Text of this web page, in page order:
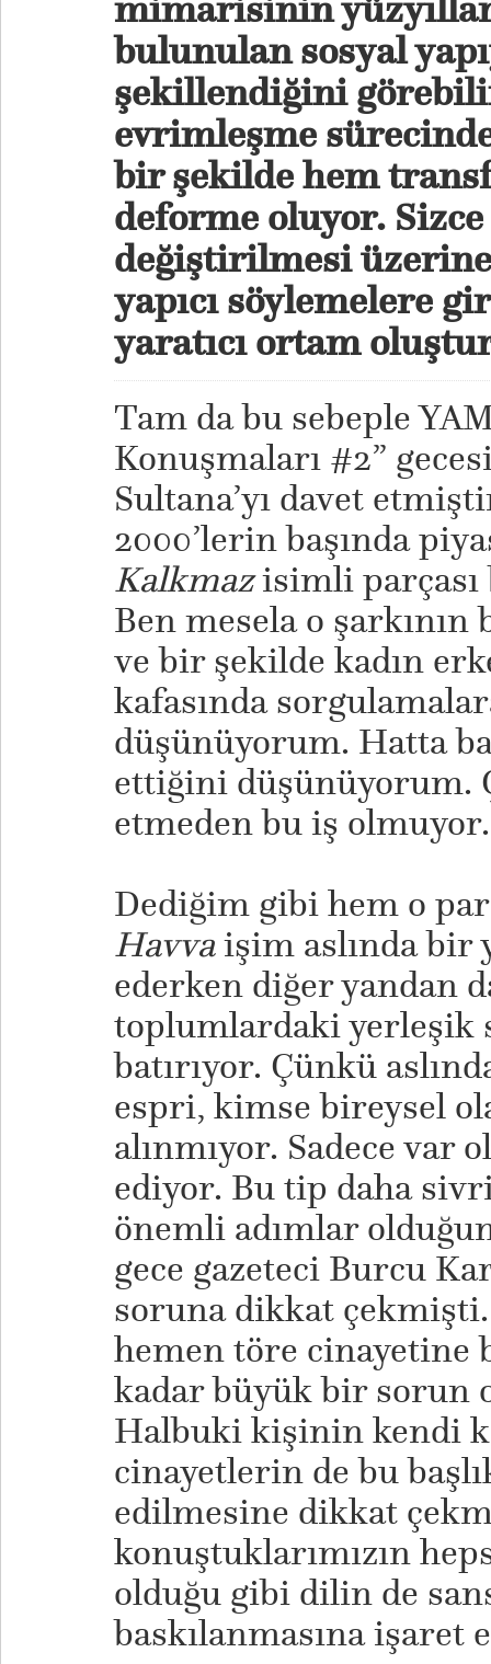
bulunulan sosyal
şekillendiğini
evrimleşme
bir şekilde hem
deforme oluyor.
değiştirilmesi
yapıcı söylemelere
yaratıcı ortam
Tam da bu sebeple
Konuşmaları #2”
Sultana’yı davet
2000’lerin başında
Kalkmazisimli parçası
Ben mesela o şarkının
ve bir şekilde kadın
kafasında
düşünüyorum. Hatta
ettiğini düşünüyorum.
etmeden bu iş olmuyor.
Dediğim gibi hem o
Havvaişim aslında bir
ederken diğer yandan
toplumlardaki yerleşik
batırıyor. Çünkü
espri, kimse bireysel
alınmıyor. Sadece
ediyor. Bu tip daha
önemli adımlar
gece gazeteci Burcu
soruna dikkat
hemen töre cinayetine
kadar büyük bir sorun
Halbuki kişinin kendi
cinayetlerin de bu
edilmesine dikkat
konuştuklarımızın
olduğu gibi dilin de
baskılanmasına işaret